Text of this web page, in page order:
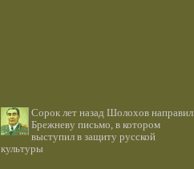
Сорок лет назад Шолохов направил
Брежневу письмо, в котором
выступил в защиту русской
культуры